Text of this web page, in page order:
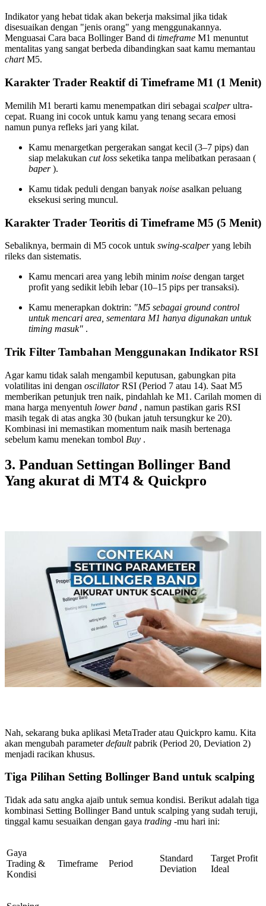
Indikator yang hebat tidak akan bekerja maksimal jika tidak
disesuaikan dengan "jenis orang" yang menggunakannya.
Menguasai Cara baca Bollinger Band di timeframe M1 menuntut
mentalitas yang sangat berbeda dibandingkan saat kamu memantau
chart M5.
Karakter Trader Reaktif di Timeframe M1 (1 Menit)
Memilih M1 berarti kamu menempatkan diri sebagai scalper ultra-
cepat. Ruang ini cocok untuk kamu yang tenang secara emosi
namun punya refleks jari yang kilat.
Kamu menargetkan pergerakan sangat kecil (3–7 pips) dan
siap melakukan cut loss seketika tanpa melibatkan perasaan (
baper ).
Kamu tidak peduli dengan banyak noise asalkan peluang
eksekusi sering muncul.
Karakter Trader Teoritis di Timeframe M5 (5 Menit)
Sebaliknya, bermain di M5 cocok untuk swing-scalper yang lebih
rileks dan sistematis.
Kamu mencari area yang lebih minim noise dengan target
profit yang sedikit lebih lebar (10–15 pips per transaksi).
Kamu menerapkan doktrin: "M5 sebagai ground control
untuk mencari area, sementara M1 hanya digunakan untuk
timing masuk" .
Trik Filter Tambahan Menggunakan Indikator RSI
Agar kamu tidak salah mengambil keputusan, gabungkan pita
volatilitas ini dengan oscillator RSI (Period 7 atau 14). Saat M5
memberikan petunjuk tren naik, pindahlah ke M1. Carilah momen di
mana harga menyentuh lower band , namun pastikan garis RSI
masih tegak di atas angka 30 (bukan jatuh tersungkur ke 20).
Kombinasi ini memastikan momentum naik masih bertenaga
sebelum kamu menekan tombol Buy .
3. Panduan Settingan Bollinger Band
Yang akurat di MT4 & Quickpro
Nah, sekarang buka aplikasi MetaTrader atau Quickpro kamu. Kita
akan mengubah parameterdefault pabrik (Period 20, Deviation 2)
menjadi racikan khusus.
Tiga Pilihan Setting Bollinger Band untuk scalping
Tidak ada satu angka ajaib untuk semua kondisi. Berikut adalah tiga
kombinasi Setting Bollinger Band untuk scalping yang sudah teruji,
tinggal kamu sesuaikan dengan gaya trading -mu hari ini:
Gaya
Trading &
Kondisi
Timeframe Period
Standard
Deviation
Target Profit
Ideal